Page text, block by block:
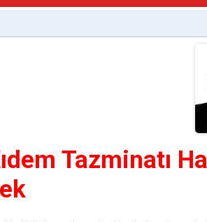
Tazminatı